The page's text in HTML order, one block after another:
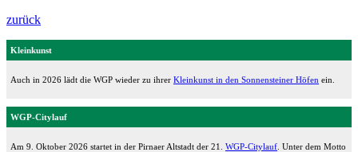
zurück
Kleinkunst
Auch in 2026 lädt die WGP wieder zu ihrer Kleinkunst in den Sonnensteiner Höfen ein.
WGP-Citylauf
Am 9. Oktober 2026 startet in der Pirnaer Altstadt der 21. WGP-Citylauf . Unter dem Motto